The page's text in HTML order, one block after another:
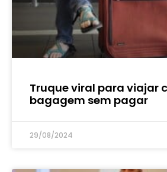
Truque viral para viajar
bagagem sem pagar
29/08/2024